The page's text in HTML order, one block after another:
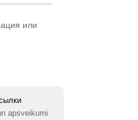
или
apsveikumi